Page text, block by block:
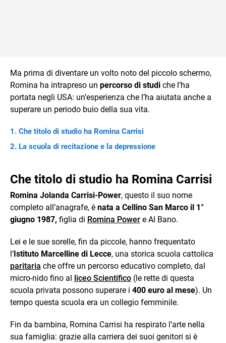
Ma prima di diventare un volto noto del piccolo schermo,
Romina ha intrapreso un percorso di studi che l’ha
portata negli USA: un’esperienza che l’ha aiutata anche a
superare un periodo buio della sua vita.
Che titolo di studio ha Romina Carrisi
La scuola di recitazione e la depressione
Che titolo di studio ha Romina Carrisi
Romina Jolanda Carrisi-Power, questo il suo nome
completo all’anagrafe, è nata a Cellino San Marco il 1°
giugno 1987, figlia di Romina Power e Al Bano.
Lei e le sue sorelle, fin da piccole, hanno frequentato
l’Istituto Marcelline di Lecce, una storica scuola cattolica
paritaria che offre un percorso educativo completo, dal
micro-nido fino al liceo Scientifico (le rette di questa
scuola privata possono superare i 400 euro al mese). Un
tempo questa scuola era un collegio femminile.
Fin da bambina, Romina Carrisi ha respirato l’arte nella
sua famiglia: grazie alla carriera dei suoi genitori si è